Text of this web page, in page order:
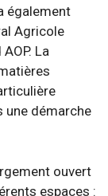
également
Agricole
La
une démarche
ouvert
espaces :